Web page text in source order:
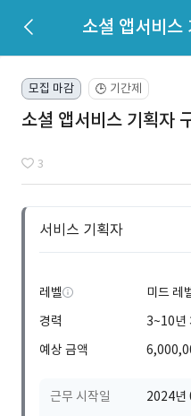
소셜 앱서비스
모집 마감 🕒 기간제
소셜 앱서비스 기획자
3
서비스 기획자
레벨
미드 레
경력
3~10년
예상 금액
근무 시작일
2024년